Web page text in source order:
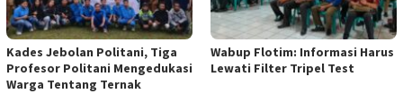
Kades Jebolan Politani, Tiga
Profesor Politani Mengedukasi
Warga Tentang Ternak
Wabup Flotim: Informasi Harus
Lewati Filter Tripel Test